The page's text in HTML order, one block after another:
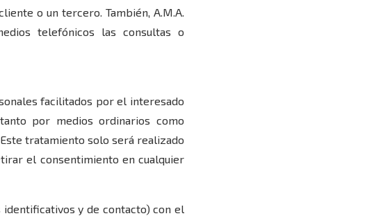
o un tercero. También, A.M.A.
telefónicos las consultas o
facilitados por el interesado
por medios ordinarios como
tratamiento solo será realizado
el consentimiento en cualquier
identificativos y de contacto) con el